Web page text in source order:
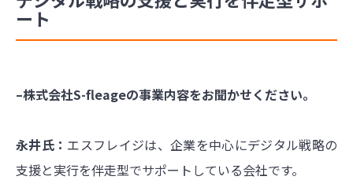
ート
–株式会社S-fleageの事業内容をお聞かせください。
永井氏： エスフレイジは、企業を中心にデジタル戦略の
支援と実行を伴走型でサポートしている会社です。